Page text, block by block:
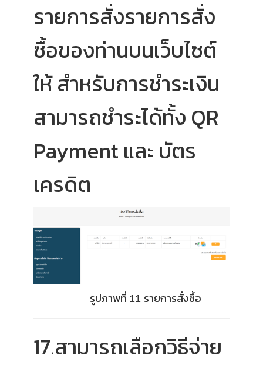
รายการสั่งรายการสั่ง
ซื้อของท่านบนเว็บไซต์
ให้ สำหรับการชำระเงิน
สามารถชำระได้ทั้ง QR
Payment และ บัตร
เครดิต
รูปภาพที่ 11 รายการสั่งซื้อ
17.สามารถเลือกวิธีจ่าย